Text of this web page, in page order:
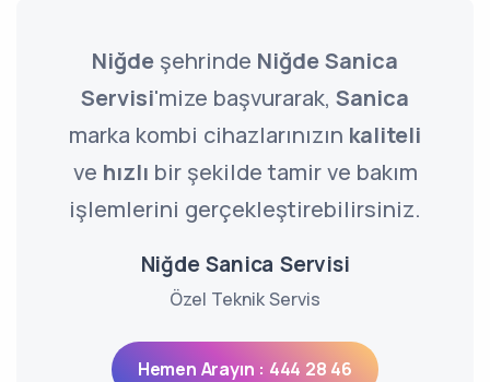
Niğde şehrinde Niğde Sanica
Servisi'mize başvurarak, Sanica
marka kombi cihazlarınızın kaliteli
ve hızlı bir şekilde tamir ve bakım
işlemlerini gerçekleştirebilirsiniz.
Niğde Sanica Servisi
Özel Teknik Servis
Hemen Arayın : 444 28 46